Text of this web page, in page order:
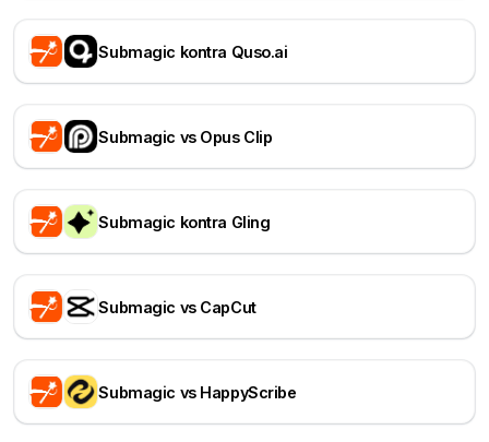
Submagic kontra Quso.ai
Submagic vs Opus Clip
Submagic kontra Gling
Submagic vs CapCut
Submagic vs HappyScribe